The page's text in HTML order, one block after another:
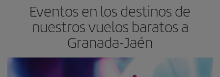
Eventos en los destinos de
nuestros vuelos baratos a
Granada-Jaén